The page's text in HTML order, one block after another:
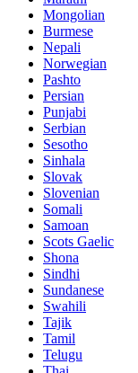
Mongolian
Burmese
Nepali
Norwegian
Pashto
Persian
Punjabi
Serbian
Sesotho
Sinhala
Slovak
Slovenian
Somali
Samoan
Scots Gaelic
Shona
Sindhi
Sundanese
Swahili
Tajik
Tamil
Telugu